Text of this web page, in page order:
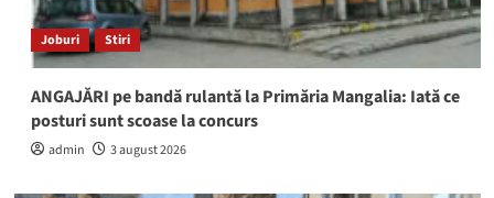
Joburi Stiri
ANGAJĂRI pe bandă rulantă la Primăria Mangalia: Iată ce
posturi sunt scoase la concurs
admin 3 august 2026